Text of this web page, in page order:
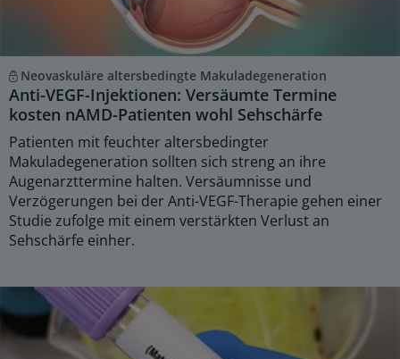
Neovaskuläre altersbedingte Makuladegeneration
Anti-VEGF-Injektionen: Versäumte Termine
kosten nAMD-Patienten wohl Sehschärfe
Patienten mit feuchter altersbedingter
Makuladegeneration sollten sich streng an ihre
Augenarzttermine halten. Versäumnisse und
Verzögerungen bei der Anti-VEGF-Therapie gehen einer
Studie zufolge mit einem verstärkten Verlust an
Sehschärfe einher.